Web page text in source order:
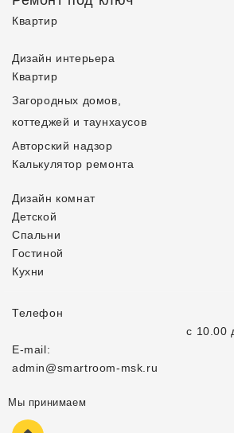
Квартир
Дизайн интерьера
Квартир
Загородных домов,
коттеджей и таунхаусов
Авторский надзор
Калькулятор ремонта
Дизайн комнат
Детской
Спальни
Гостиной
Кухни
Телефон
с 10.00
E-mail:
admin@smartroom-msk.ru
Мы принимаем